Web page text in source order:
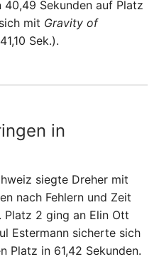
40,49 Sekunden auf Platz
mit Gravity of
Sek.).
in
siegte Dreher mit
nach Fehlern und Zeit
Platz 2 ging an Elin Ott
Estermann sicherte sich
Platz in 61,42 Sekunden.